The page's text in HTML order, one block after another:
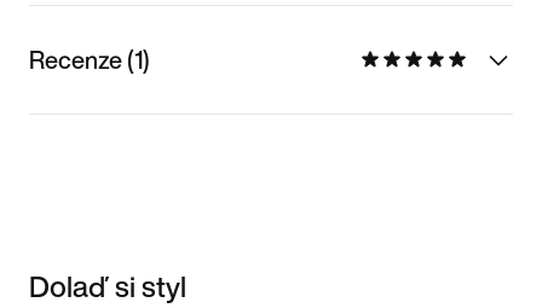
Recenze (1)
Dolaď si styl